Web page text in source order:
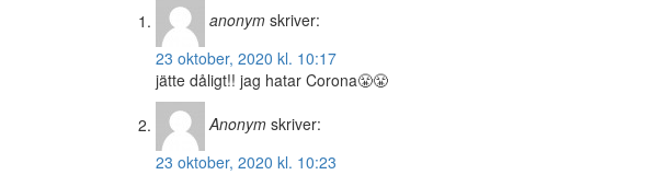
anonym skriver:
23 oktober, 2020 kl. 10:17
jätte dåligt!! jag hatar Corona😤😤
Anonym skriver:
23 oktober, 2020 kl. 10:23